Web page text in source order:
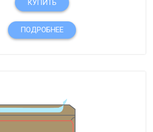
КУПИТЬ
ПОДРОБНЕЕ